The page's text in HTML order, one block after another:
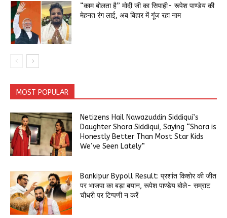
“काम बोलता है” मोदी जी का सिपाही- रूपेश पाण्डेय की
मेहनत रंग लाई, अब बिहार में गूंज रहा नाम
MOST POPULAR
Netizens Hail Nawazuddin Siddiqui’s
Daughter Shora Siddiqui, Saying “Shora is
Honestly Better Than Most Star Kids
We’ve Seen Lately”
Bankipur Bypoll Result: प्रशांत किशोर की जीत
पर भाजपा का बड़ा बयान, रूपेश पाण्डेय बोले- सम्राट
चौधरी पर टिप्पणी न करें